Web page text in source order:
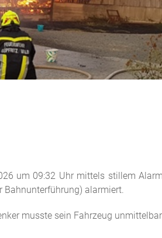
um 09:32 Uhr mittels stillem
Bahnunterführung) alarmiert.
musste sein Fahrzeug